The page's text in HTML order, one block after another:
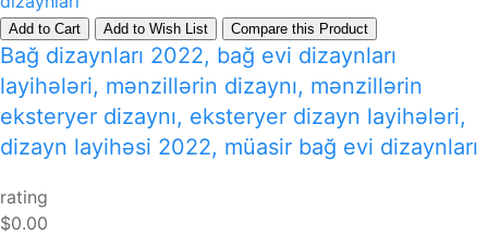
Add to Cart Add to Wish List Compare this Product
Bağ dizaynları 2022, bağ evi dizaynları
layihələri, mənzillərin dizaynı, mənzillərin
eksteryer dizaynı, eksteryer dizayn layihələri,
dizayn layihəsi 2022, müasir bağ evi dizaynları
rating
$0.00